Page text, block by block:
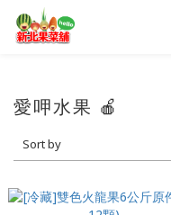
愛呷水果 🍎
Sort by